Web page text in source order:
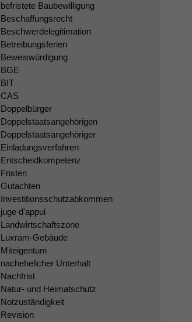
befristete Baubewilligung
Beschaffungsrecht
Beschwerdelegitimation
Betreibungsferien
Beweiswürdigung
BGE
BIT
CAS
Doppelbürger
Doppelstaatsangehörigen
Doppelstaatsangehöriger
Einladungsverfahren
Entscheidkompetenz
Fristen
Gutachten
Investitionsschutzabkommen
juge d'appui
Landwirtschaftszone
Luxram-Gebäude
Miteigentum
nachehelicher Unterhalt
Nachfrist
Natur- und Heimatschutz
Notzuständigkeit
Revision